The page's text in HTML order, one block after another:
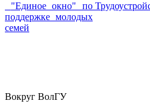
"Единое окно" по
поддержке молодых
семей
Вокруг ВолГУ